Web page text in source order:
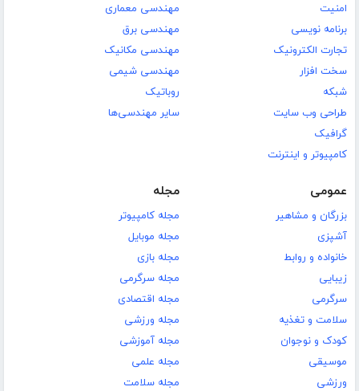
امنیت
برنامه نویسی
تجارت الکترونیک
سخت افزار
شبکه
طراحی وب سایت
گرافیک
کامپیوتر و اینترنت
مهندسی معماری
مهندسی برق
مهندسی مکانیک
مهندسی شیمی
روباتیک
سایر مهندسی‌ها
عمومی
بزرگان و مشاهیر
آشپزی
خانواده و روابط
زیبایی
سرگرمی
سلامت و تغذیه
کودک و نوجوان
موسیقی
ورزشی
مجله
مجله کامپیوتر
مجله موبایل
مجله بازی
مجله سرگرمی
مجله اقتصادی
مجله ورزشی
مجله آموزشی
مجله علمی
مجله سلامت